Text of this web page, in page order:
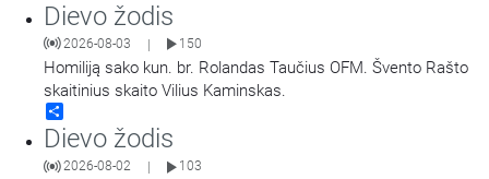
Dievo žodis
2026-08-03 | 150
Homiliją sako kun. br. Rolandas Taučius OFM. Švento Rašto
skaitinius skaito Vilius Kaminskas.
Dievo žodis
2026-08-02 103